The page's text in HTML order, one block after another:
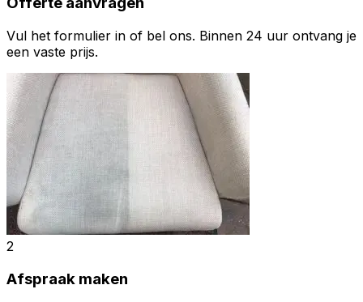
Vul het formulier in of bel ons. Binnen 24 uur ontvang je
een vaste prijs.
2
Afspraak maken